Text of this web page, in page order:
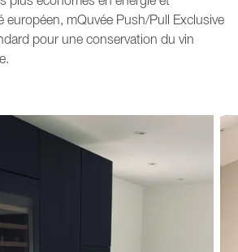
européen, mQuvée Push/Pull Exclusive
pour une conservation du vin